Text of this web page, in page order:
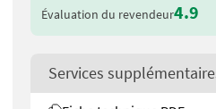
sägen > Arbeitsbreite 3,80
Évaluation du revendeur4.9
Services